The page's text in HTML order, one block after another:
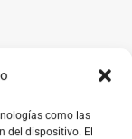
como las
del dispositivo. El